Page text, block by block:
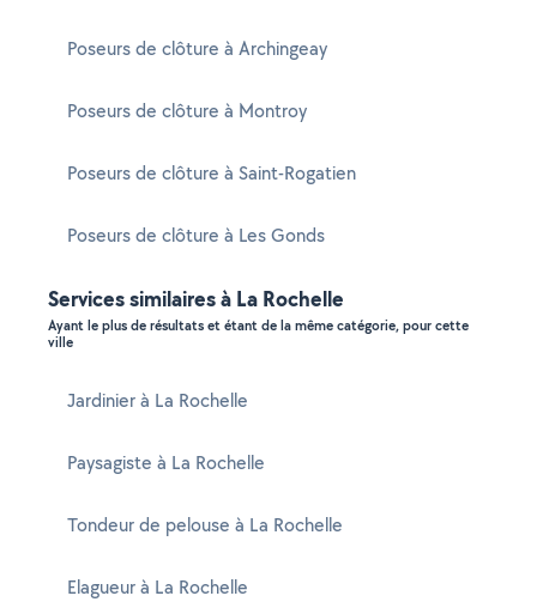
Poseurs de clôture à Archingeay
Poseurs de clôture à Montroy
Poseurs de clôture à Saint-Rogatien
Poseurs de clôture à Les Gonds
Services similaires à La Rochelle
Ayant le plus de résultats et étant de la même catégorie, pour cette
ville
Jardinier à La Rochelle
Paysagiste à La Rochelle
Tondeur de pelouse à La Rochelle
Elagueur à La Rochelle